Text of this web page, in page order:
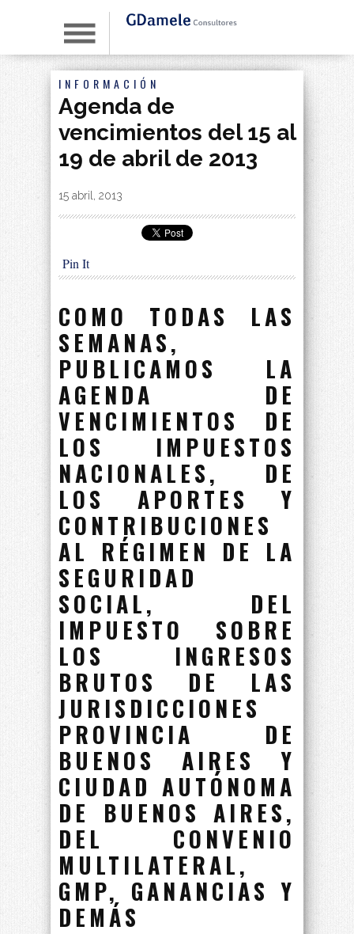
INFORMACIÓN
Agenda de
vencimientos del 15 al
19 de abril de 2013
By|
15 abril, 2013
Pin It
COMO TODAS LAS
SEMANAS,
PUBLICAMOS LA
AGENDA DE
VENCIMIENTOS DE
LOS IMPUESTOS
NACIONALES, DE
LOS APORTES Y
CONTRIBUCIONES
AL RÉGIMEN DE LA
SEGURIDAD
SOCIAL, DEL
IMPUESTO SOBRE
LOS INGRESOS
BRUTOS DE LAS
JURISDICCIONES
PROVINCIA DE
BUENOS AIRES Y
CIUDAD AUTÓNOMA
DE BUENOS AIRES,
DEL CONVENIO
MULTILATERAL,
GMP, GANANCIAS Y
DEMÁS